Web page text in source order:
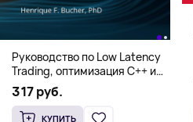
Руководство по Low Latency
Trading, оптимизация C++ и
системная архитектура для
HFT
317 руб.
КУПИТЬ